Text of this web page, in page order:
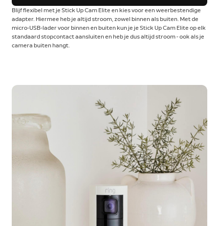
Blijf flexibel met je Stick Up Cam Elite en kies voor een weerbestendige
adapter. Hiermee heb je altijd stroom, zowel binnen als buiten. Met de
micro-USB-lader voor binnen en buiten kun je je Stick Up Cam Elite op elk
standaard stopcontact aansluiten en heb je dus altijd stroom - ook als je
camera buiten hangt.